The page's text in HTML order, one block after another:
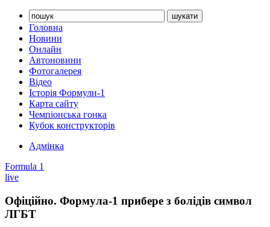
Головна
Новини
Онлайн
Автоновини
Фотогалерея
Відео
Історія Формули-1
Карта сайту
Чемпіонська гонка
Кубок конструкторів
Адмінка
Formula 1
live
Офіційно. Формула-1 прибере з болідів символ
ЛГБТ